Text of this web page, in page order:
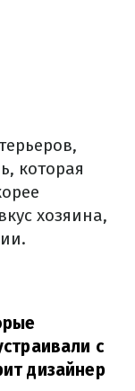
которая
хозяина,
с
дизайнер